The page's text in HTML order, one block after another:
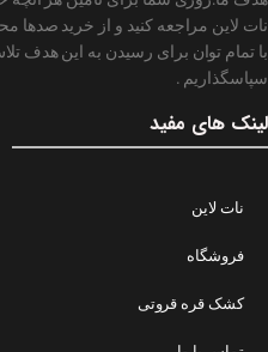
نات لاین مراجعه کنید و از خرید صدها
با تمام توان برای رسیدن به این هدف
سپاسگذاریم .
لینک های مفید
نات لاین
فروشگاه
کشک قره قروتی